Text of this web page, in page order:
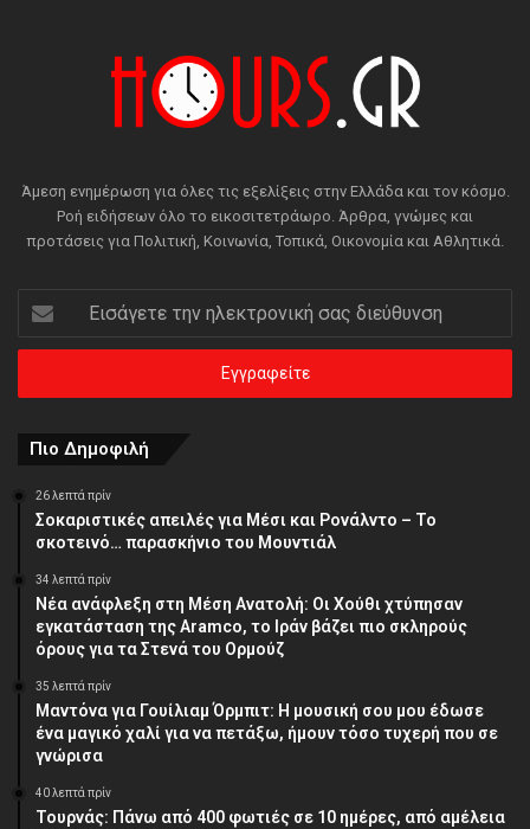
Άμεση ενημέρωση για όλες τις εξελίξεις στην Ελλάδα και τον κόσμο.
Ροή ειδήσεων όλο το εικοσιτετράωρο. Άρθρα, γνώμες και
προτάσεις για Πολιτική, Κοινωνία, Τοπικά, Οικονομία και Αθλητικά.
Εισάγετε
την
ηλεκτρονική
διεύθυνση
Πιο Δημοφιλή
26 λεπτά πρίν
Σοκαριστικές απειλές για Μέσι και Ρονάλντο – Το
σκοτεινό… παρασκήνιο του Μουντιάλ
34 λεπτά πρίν
Νέα ανάφλεξη στη Μέση Ανατολή: Οι Χούθι χτύπησαν
εγκατάσταση της Aramco, το Ιράν βάζει πιο σκληρούς
όρους για τα Στενά του Ορμούζ
35 λεπτά πρίν
Μαντόνα για Γουίλιαμ Όρμπιτ: Η μουσική σου μου έδωσε
ένα μαγικό χαλί για να πετάξω, ήμουν τόσο τυχερή που σε
γνώρισα
40 λεπτά πρίν
Τουρνάς: Πάνω από 400 φωτιές σε 10 ημέρες, από αμέλεια